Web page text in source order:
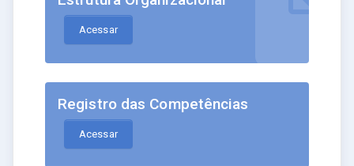
Acessar
Registro das Competências
Acessar